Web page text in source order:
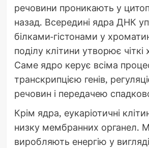
речовини проникають у
назад. Всередині ядра ДНК
білками-гістонами у
поділу клітини утворює
Саме ядро керує всіма
транскрипцією генів,
речовин і передачею
Крім ядра, еукаріотичні
низку мембранних органел.
виробляють енергію у